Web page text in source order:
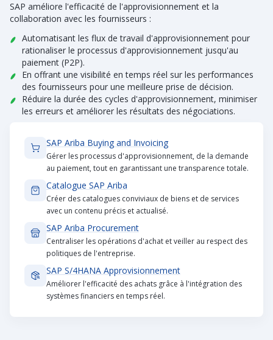
SAP améliore l'efficacité de l'approvisionnement et la
collaboration avec les fournisseurs :
Automatisant les flux de travail d'approvisionnement pour
rationaliser le processus d'approvisionnement jusqu'au
paiement (P2P).
En offrant une visibilité en temps réel sur les performances
des fournisseurs pour une meilleure prise de décision.
Réduire la durée des cycles d'approvisionnement, minimiser
les erreurs et améliorer les résultats des négociations.
SAP Ariba Buying and Invoicing
Gérer les processus d'approvisionnement, de la demande
au paiement, tout en garantissant une transparence totale.
Catalogue SAP Ariba
Créer des catalogues conviviaux de biens et de services
avec un contenu précis et actualisé.
SAP Ariba Procurement
Centraliser les opérations d'achat et veiller au respect des
politiques de l'entreprise.
SAP S/4HANA Approvisionnement
Améliorer l'efficacité des achats grâce à l'intégration des
systèmes financiers en temps réel.